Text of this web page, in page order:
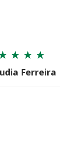
Ferreira